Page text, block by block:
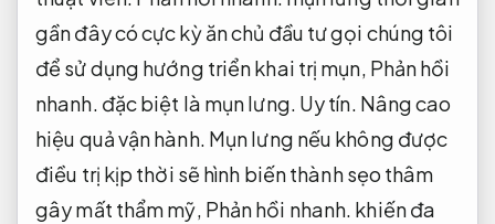
gần đây có cực kỳ ăn chủ đầu tư gọi chúng tôi
để sử dụng hướng triển khai trị mụn, Phản hồi
nhanh. đặc biệt là mụn lưng. Uy tín. Nâng cao
hiệu quả vận hành. Mụn lưng nếu không được
điều trị kịp thời sẽ hình biến thành sẹo thâm
gây mất thẩm mỹ, Phản hồi nhanh. khiến đa